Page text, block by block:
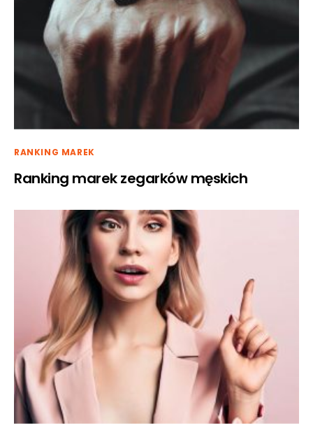
RANKING MAREK
Ranking marek zegarków męskich